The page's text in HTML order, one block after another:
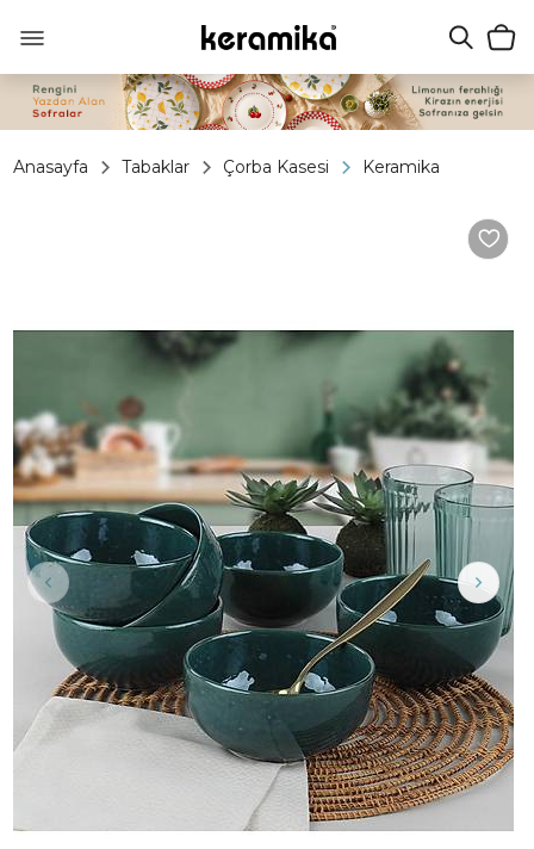
Anasayfa Tabaklar Çorba Kasesi Keramika